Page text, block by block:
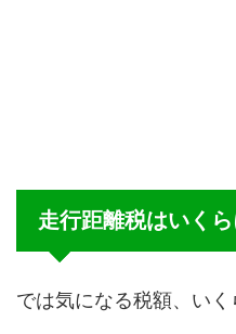
走行距離税はいく
では気になる税額、い